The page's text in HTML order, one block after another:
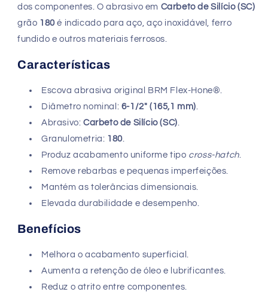
dos componentes. O abrasivo em Carbeto de Silício (SC)
grão 180é indicado para aço, aço inoxidável, ferro
fundido e outros materiais ferrosos.
Características
Escova abrasiva original BRM Flex-Hone®.
Diâmetro nominal: 6-1/2" (165,1 mm)
Abrasivo: Carbeto de Silício (SC)
Granulometria: 180.
Produz acabamento uniforme tipo cross-hatch.
Remove rebarbas e pequenas imperfeições.
Mantém as tolerâncias dimensionais.
Elevada durabilidade e desempenho.
Benefícios
Melhora o acabamento superficial.
Aumenta a retenção de óleo e lubrificantes.
Reduz o atrito entre componentes.